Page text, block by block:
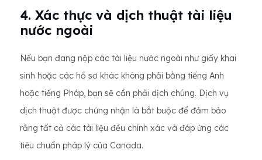
4. Xác thực và dịch thuật tài liệu
nước ngoài
Nếu bạn đang nộp các tài liệu nước ngoài như giấy khai
sinh hoặc các hồ sơ khác không phải bằng tiếng Anh
hoặc tiếng Pháp, bạn sẽ cần phải dịch chúng. Dịch vụ
dịch thuật được chứng nhận là bắt buộc để đảm bảo
rằng tất cả các tài liệu đều chính xác và đáp ứng các
tiêu chuẩn pháp lý của Canada.